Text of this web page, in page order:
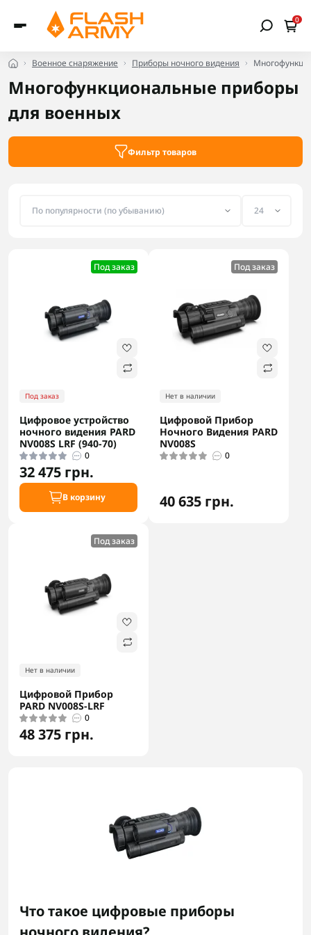
0
Военное снаряжение Приборы ночного видения
Многофункциональные приборы
для военных
Фильтр товаров
Под заказ
Под заказ
Цифровое устройство
ночного видения PARD
NV008S LRF (940-70)
0
32 475 грн.
В корзину
Под заказ
Нет в наличии
Цифровой Прибор
Ночного Видения PARD
NV008S
0
40 635 грн.
Под заказ
Нет в наличии
Цифровой Прибор
PARD NV008S-LRF
0
48 375 грн.
Что такое цифровые приборы